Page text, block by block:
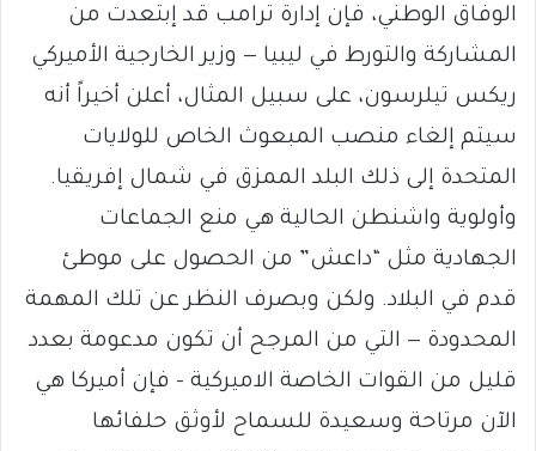
الوفاق الوطني، فإن إدارة ترامب قد إبتعدت من
المشاركة والتورط في ليبيا — وزير الخارجية الأميركي
ريكس تيلرسون، على سبيل المثال، أعلن أخيراً أنه
سيتم إلغاء منصب المبعوث الخاص للولايات
المتحدة إلى ذلك البلد الممزق في شمال إفريقيا.
وأولوية واشنطن الحالية هي منع الجماعات
الجهادية مثل “داعش” من الحصول على موطئ
قدم في البلاد. ولكن وبصرف النظر عن تلك المهمة
المحدودة — التي من المرجح أن تكون مدعومة بعدد
قليل من القوات الخاصة الاميركية – فإن أميركا هي
الآن مرتاحة وسعيدة للسماح لأوثق حلفائها